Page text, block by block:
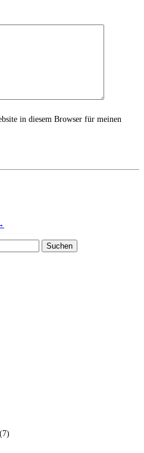
in diesem Browser für meinen
(7)